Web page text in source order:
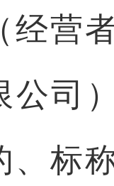
经营
公司
、标